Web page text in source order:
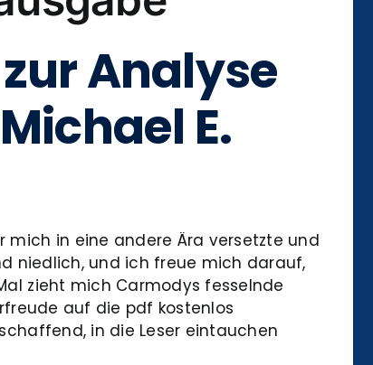
Analyse
E.
mich in eine andere Ära versetzte und
niedlich, und ich freue mich darauf,
zieht mich Carmodys fesselnde
auf die pdf kostenlos
in die Leser eintauchen